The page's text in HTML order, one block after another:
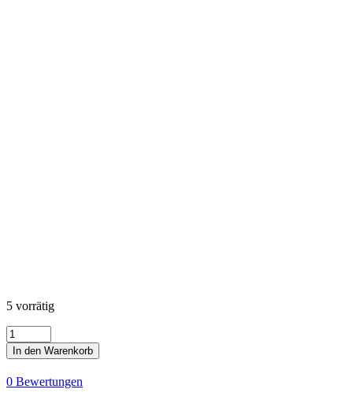
5 vorrätig
KONA
Cotton
Solids
-
Breakers
In den Warenkorb
0 Bewertungen